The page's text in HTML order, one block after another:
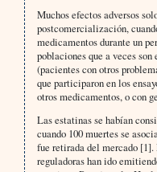
Muchos efectos adversos
postcomercialización,
medicamentos durante un
poblaciones que a veces
(pacientes con otros
que participaron en los
otros medicamentos, o con
Las estatinas se habían
cuando 100 muertes se
fue retirada del mercado [1].
reguladoras han ido